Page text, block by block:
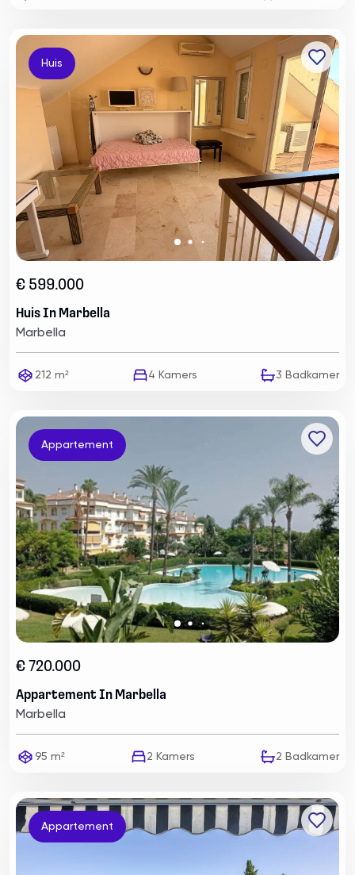
Huis
€ 599.000
Huis In Marbella
Marbella
212 m² 4 Kamers 3 Badkamer
Appartement
€ 720.000
Appartement In Marbella
Marbella
95 m² 2 Kamers 2 Badkamer
Appartement